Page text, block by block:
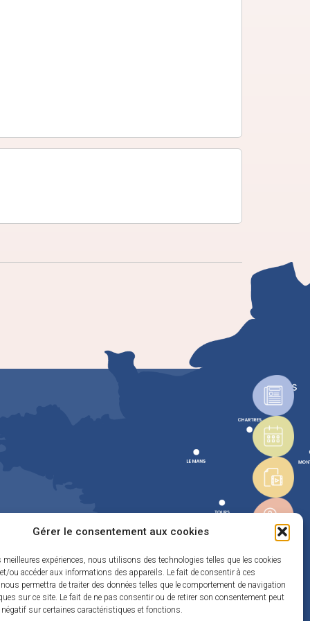
Gérer le consentement aux cookies
meilleures expériences, nous utilisons des technologies telles que les cookies
ou accéder aux informations des appareils. Le fait de consentir à ces
permettra de traiter des données telles que le comportement de navigation
sur ce site. Le fait de ne pas consentir ou de retirer son consentement peut
négatif sur certaines caractéristiques et fonctions.